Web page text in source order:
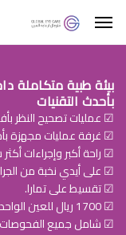
بيئة طبية متكاملة
بأحدث التقنيات
☑ عمليات تصحيح النظر
☑ غرفة عمليات مجهزة
☑ راحة أكبر وإجراءات
☑ على أيدي نخبة من
☑ تقسيط على تمارا.
☑ 1700 ريال للعين الواحدة.
☑ شامل جميع